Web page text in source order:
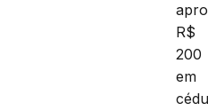
R$
200
em